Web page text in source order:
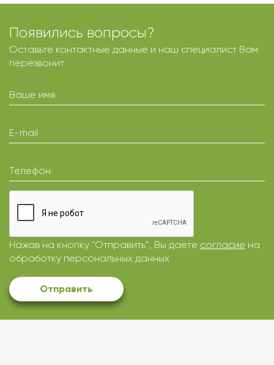
Появились вопросы?
Оставьте контактные данные и наш специалист Вам
перезвонит
Ваше имя
E-mail
Телефон
Нажав на кнопку “Отправить”, Вы даете согласие на
обработку персональных данных
Отправить